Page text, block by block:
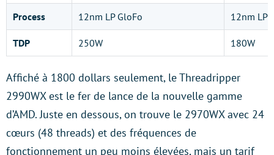
Process 12nm LP GloFo 12nm LP
TDP 250W 180W
Affiché à 1800 dollars seulement, le Threadripper
2990WX est le fer de lance de la nouvelle gamme
d’AMD. Juste en dessous, on trouve le 2970WX avec 24
cœurs (48 threads) et des fréquences de
fonctionnement un peu moins élevées, mais un tarif